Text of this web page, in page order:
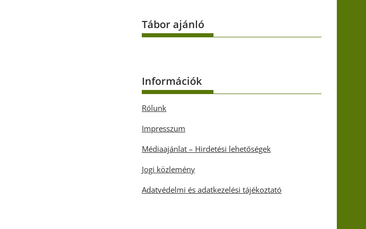
Tábor ajánló
Információk
Rólunk
Impresszum
Médiaajánlat – Hirdetési lehetőségek
Jogi közlemény
Adatvédelmi és adatkezelési tájékoztató